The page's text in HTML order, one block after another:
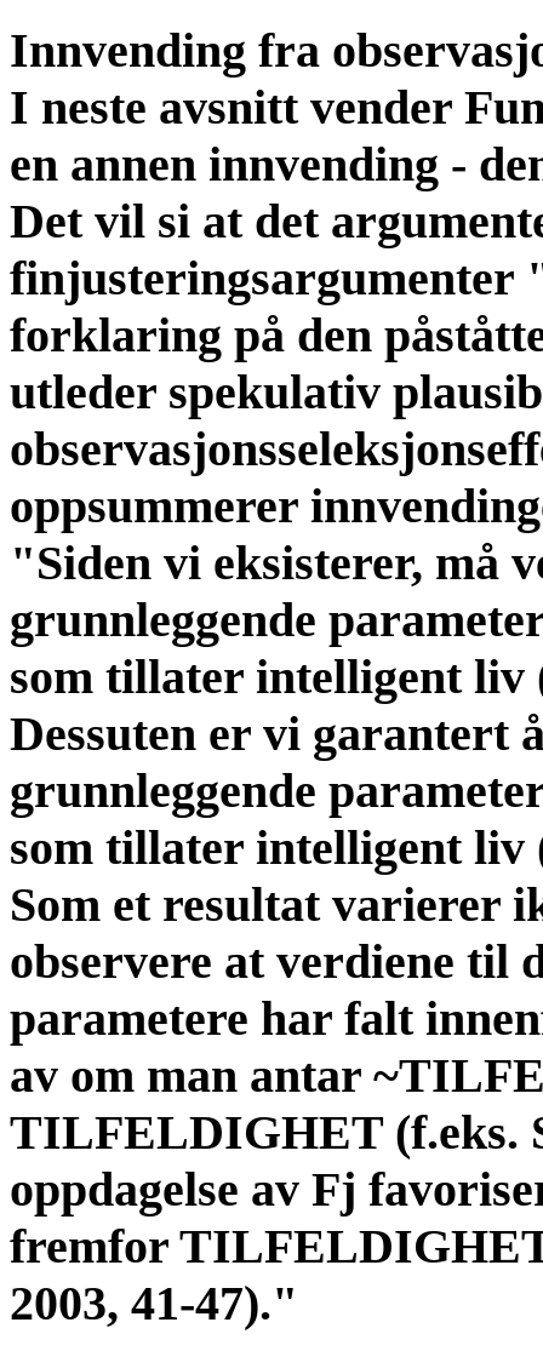
Innvending fra
I neste avsnitt vender
en annen innvending -
Det vil si at det
finjusteringsargumenter
forklaring på den
utleder spekulativ
oppsummerer
"Siden vi eksisterer, må
grunnleggende
som tillater intelligent liv
Dessuten er vi garantert
grunnleggende
som tillater intelligent liv
Som et resultat varierer
observere at verdiene til
parametere har falt
av om man antar
TILFELDIGHET (f.eks.
oppdagelse av Fj
fremfor TILFELDIGHET
2003, 41-47)."